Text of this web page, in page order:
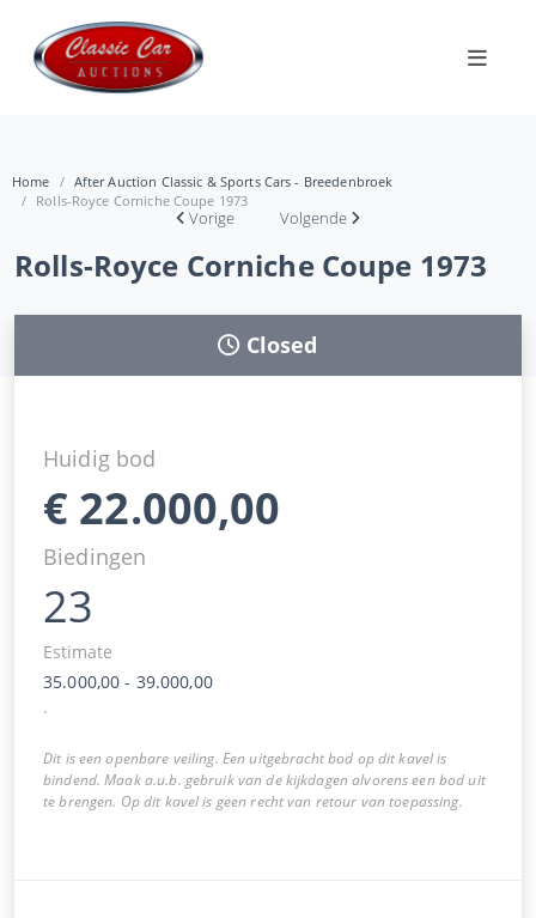
Home
After Auction Classic & Sports Cars - Breedenbroek
Rolls-Royce Corniche Coupe 1973
Vorige Volgende
Rolls-Royce Corniche Coupe 1973
Closed
Huidig bod
€ 22.000,00
Biedingen
23
Estimate
35.000,00 - 39.000,00
.
Dit is een openbare veiling. Een uitgebracht bod op dit kavel is
bindend. Maak a.u.b. gebruik van de kijkdagen alvorens een bod uit
te brengen. Op dit kavel is geen recht van retour van toepassing.